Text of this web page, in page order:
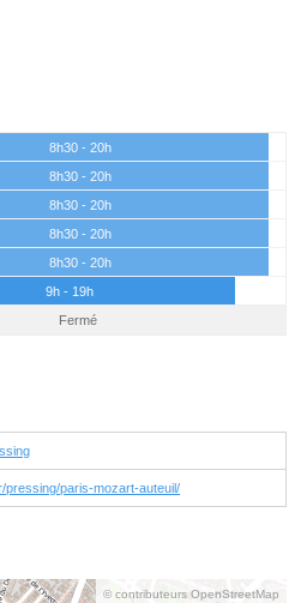
8h30 - 20h
8h30 - 20h
8h30 - 20h
8h30 - 20h
8h30 - 20h
9h - 19h
Fermé
pressing/paris-mozart-auteuil/
© contributeurs OpenStreetMap